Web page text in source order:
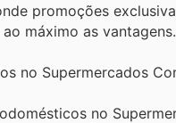
promoções
máximo as vantagens.
no Supermercados
no